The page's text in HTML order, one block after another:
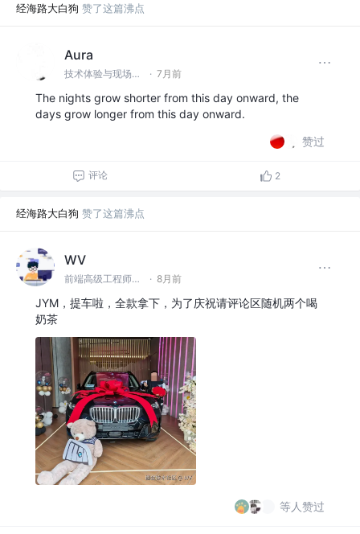
经海路大白狗 赞了这篇沸点
Aura
技术体验与现场互动策划专家 @顿奢博普克科技有限公司 · 7月前
The nights grow shorter from this day onward, the
days grow longer from this day onward.
赞过
评论 2
经海路大白狗 赞了这篇沸点
WV
前端高级工程师丨前端高级顾问 @美国苹果公司 · 8月前
JYM，提车啦，全款拿下，为了庆祝请评论区随机两个喝
奶茶
等人赞过